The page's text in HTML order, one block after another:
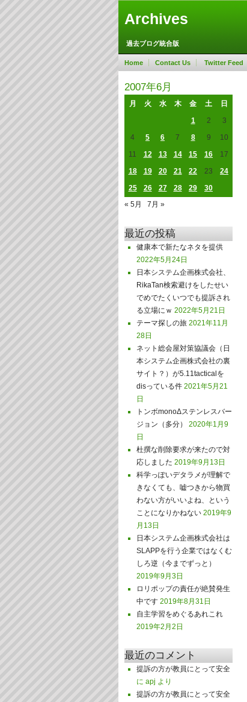
Archives
過去ブログ統合版
Home Contact Us Twitter Feed
2007年6月
月 火 水 木 金 土
日
1
2
3
4
5 6 7 8 9
10
11
12 13 14 15 16
17
18
19 20 21 22 23
24
25
26 27 28 29
30
« 5月
7月 »
最近の投稿
健康本で新たなネタを提供
2022年5月24日
日本システム企画株式会社、
RikaTan検索避けをしたせい
でめでたくいつでも提訴され
る立場にｗ 2022年5月21日
テーマ探しの旅 2021年11月
28日
ネット総会屋対策協議会（日
本システム企画株式会社の裏
サイト？）が5.11tacticalを
disっている件 2021年5月21
日
トンボmonoΔステンレスバー
ジョン（多分）
2020年1月9
日
杜撰な削除要求が来たので対
応しました 2019年9月13日
科学っぽいデタラメが理解で
きなくても、嘘つきから物買
わない方がいいよね、という
ことになりかねない 2019年9
月13日
日本システム企画株式会社は
SLAPPを行う企業ではなくむ
しろ逆（今までずっと）
2019年9月3日
ロリポップの責任が絶賛発生
中です 2019年8月31日
自主学習をめぐるあれこれ
2019年2月2日
最近のコメント
提訴の方が教員にとって安全
に apj より
提訴の方が教員にとって安全